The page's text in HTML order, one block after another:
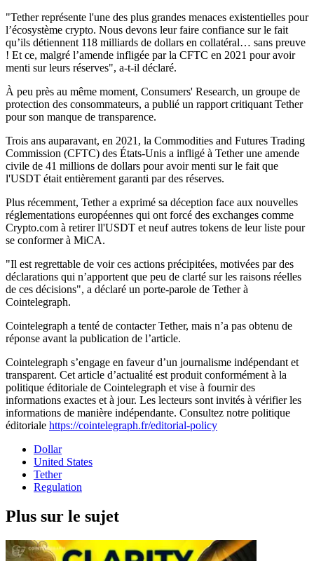
"Tether représente l'une des plus grandes menaces existentielles pour
l’écosystème crypto. Nous devons leur faire confiance sur le fait
qu’ils détiennent 118 milliards de dollars en collatéral… sans preuve
! Et ce, malgré l’amende infligée par la CFTC en 2021 pour avoir
menti sur leurs réserves", a-t-il déclaré.
À peu près au même moment, Consumers' Research, un groupe de
protection des consommateurs, a publié un rapport critiquant Tether
pour son manque de transparence.
Trois ans auparavant, en 2021, la Commodities and Futures Trading
Commission (CFTC) des États-Unis a infligé à Tether une amende
civile de 41 millions de dollars pour avoir menti sur le fait que
l'USDT était entièrement garanti par des réserves.
Plus récemment, Tether a exprimé sa déception face aux nouvelles
réglementations européennes qui ont forcé des exchanges comme
Crypto.com à retirer ll'USDT et neuf autres tokens de leur liste pour
se conformer à MiCA.
"Il est regrettable de voir ces actions précipitées, motivées par des
déclarations qui n’apportent que peu de clarté sur les raisons réelles
de ces décisions", a déclaré un porte-parole de Tether à
Cointelegraph.
Cointelegraph a tenté de contacter Tether, mais n’a pas obtenu de
réponse avant la publication de l’article.
Cointelegraph s’engage en faveur d’un journalisme indépendant et
transparent. Cet article d’actualité est produit conformément à la
politique éditoriale de Cointelegraph et vise à fournir des
informations exactes et à jour. Les lecteurs sont invités à vérifier les
informations de manière indépendante. Consultez notre politique
éditoriale https://cointelegraph.fr/editorial-policy
Dollar
United States
Tether
Regulation
Plus sur le sujet